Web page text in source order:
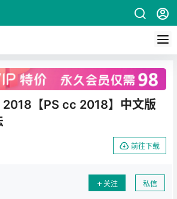
【PS cc 2018】中文版
前往下载
关注 私信